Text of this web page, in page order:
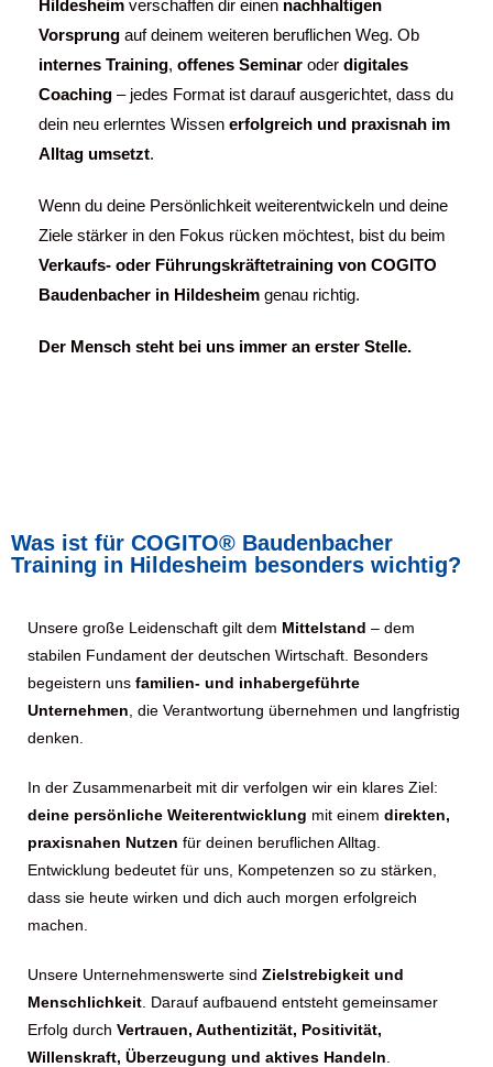
Hildesheim verschaffen dir einen nachhaltigen
Vorsprung auf deinem weiteren beruflichen Weg. Ob
internes Training, offenes Seminar oder digitales
Coaching – jedes Format ist darauf ausgerichtet, dass du
dein neu erlerntes Wissen erfolgreich und praxisnah im
Alltag umsetzt.
Wenn du deine Persönlichkeit weiterentwickeln und deine
Ziele stärker in den Fokus rücken möchtest, bist du beim
Verkaufs- oder Führungskräftetraining von COGITO
Baudenbacher in Hildesheim genau richtig.
Der Mensch steht bei uns immer an erster Stelle.
Was ist für COGITO® Baudenbacher
Training in Hildesheim besonders wichtig?
Unsere große Leidenschaft gilt dem Mittelstand – dem
stabilen Fundament der deutschen Wirtschaft. Besonders
begeistern uns familien- und inhabergeführte
Unternehmen , die Verantwortung übernehmen und langfristig
denken.
In der Zusammenarbeit mit dir verfolgen wir ein klares Ziel:
deine persönliche Weiterentwicklung mit einem direkten,
praxisnahen Nutzen für deinen beruflichen Alltag.
Entwicklung bedeutet für uns, Kompetenzen so zu stärken,
dass sie heute wirken und dich auch morgen erfolgreich
machen.
Unsere Unternehmenswerte sind Zielstrebigkeit und
Menschlichkeit . Darauf aufbauend entsteht gemeinsamer
Erfolg durch Vertrauen, Authentizität, Positivität,
Willenskraft, Überzeugung und aktives Handeln